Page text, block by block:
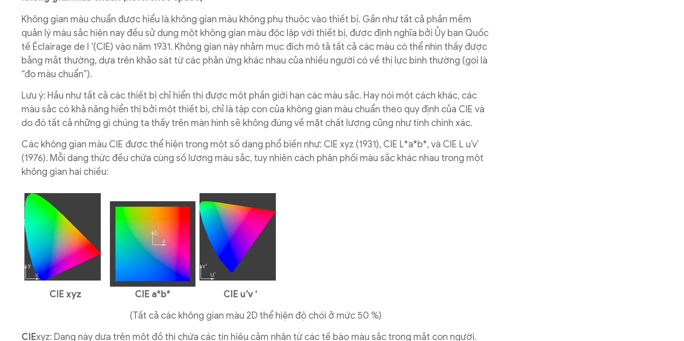
Không gian màu chuẩn được hiểu là không gian màu không phụ thuộc vào thiết bị. Gần như tất cả phần mềm
quản lý màu sắc hiện nay đều sử dụng một không gian màu độc lập với thiết bị, được định nghĩa bởi Ủy ban Quốc
tế Éclairage de l ‘(CIE) vào năm 1931. Không gian này nhằm mục đích mô tả tất cả các màu có thể nhìn thấy được
bằng mắt thường, dựa trên khảo sát từ các phản ứng khác nhau của nhiều người có về thị lực bình thường (gọi là
“đo màu chuẩn”).
Lưu ý: Hầu như tất cả các thiết bị chỉ hiển thị được một phần giới hạn các màu sắc. Hay nói một cách khác, các
màu sắc có khả năng hiển thị bởi một thiết bị, chỉ là tập con của không gian màu chuẩn theo quy định của CIE và
do đó tất cả những gì chúng ta thấy trên màn hình sẽ không đúng về mặt chất lượng cũng như tính chính xác.
Các không gian màu CIE được thể hiện trong một số dạng phổ biến như: CIE xyz (1931), CIE L*a*b*, và CIE L u’v’
(1976). Mỗi dạng thức đều chứa cùng số lượng màu sắc, tuy nhiên cách phân phối màu sắc khác nhau trong một
không gian hai chiều:
CIE xyz CIE a*b*
CIE u’v ‘
(Tất cả các không gian màu 2D thể hiện độ chói ở mức 50 %)
CIExyz: Dạng này dựa trên một đồ thị chứa các tín hiệu cảm nhận từ các tế bào màu sắc trong mắt con người.